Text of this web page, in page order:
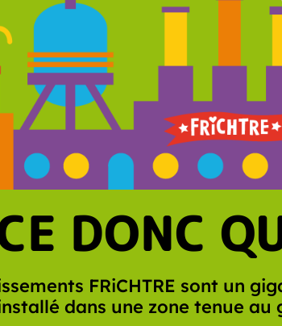
DONC
FRiCHTRE sont un
dans une zone tenue au